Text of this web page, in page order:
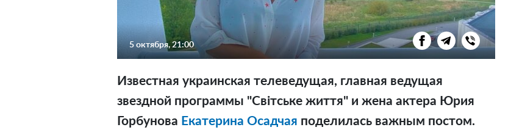
5 октября, 21:00
Известная украинская телеведущая, главная ведущая
звездной программы "Світське життя" и жена актера Юрия
Горбунова Екатерина Осадчая поделилась важным постом.